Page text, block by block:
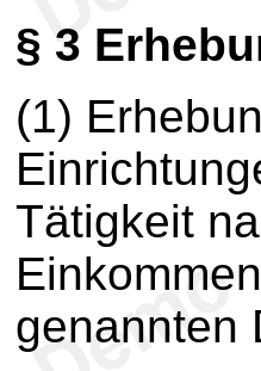
§ 3
(1)
Tätigkeit
genannten